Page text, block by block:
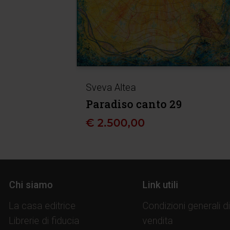
Sveva Altea
Paradiso canto 29
€ 2.500,00
Chi siamo
La casa editrice
Librerie di fiducia
Link utili
Condizioni generali di
vendita